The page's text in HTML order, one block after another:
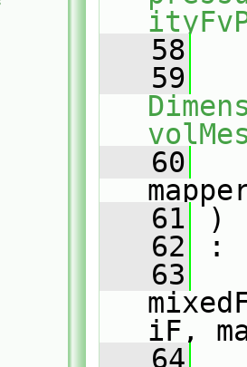
   58
   59
   60
   61
)
   62
:
   63
iF,
   64